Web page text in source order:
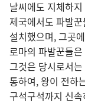
날씨에도 지체하
제국에서도 파발
설치했으며, 그곳
로마의 파발꾼들
그것은 당시로서
통하여, 왕이 전하
구석구석까지 신